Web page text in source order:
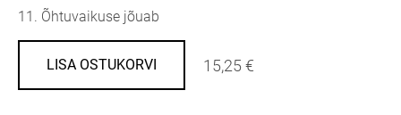
11. Õhtuvaikuse jõuab
LISA OSTUKORVI 15,25 €